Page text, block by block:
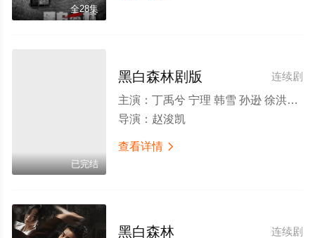
全28集
已完结
连续剧
黑白森林剧版
主演： 丁禹兮 宁理 韩雪 孙逊 徐洪浩 夏侯镔 苏晓彤 傅程鹏 程煜 杜源 李乃文 李强 赵荀
导演： 赵浚凯
查看详情 
连续剧
黑白森林